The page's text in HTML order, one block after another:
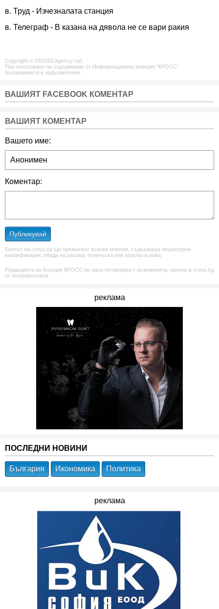
в. Труд - Изчезналата станция
в. Телеграф - В казана на дявола не се вари ракия
Copyright © CROSS Agency Ltd.
При използване на съдържание от Информационна агенция "КРОСС"
позоваването е задължително.
ВАШИЯТ FACEBOOK КОМЕНТАР
ВАШИЯТ КОМЕНТАР
Вашето име:
Коментар:
Публикувай
Екипът на cross.bg ще премахват всички мнения, съдържащи нецензурни
квалификации, обиди на расова, етническа или верска основа.
Редакцията на Агенция КРОСС не носи отговорност за мненията, качени в cross.bg
от потребителите.
реклама
ПОСЛЕДНИ НОВИНИ
България Икономика Политика
реклама